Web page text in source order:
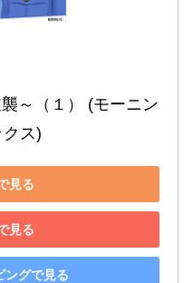
～（１） (モーニン
クス)
見る
見る
グで見る